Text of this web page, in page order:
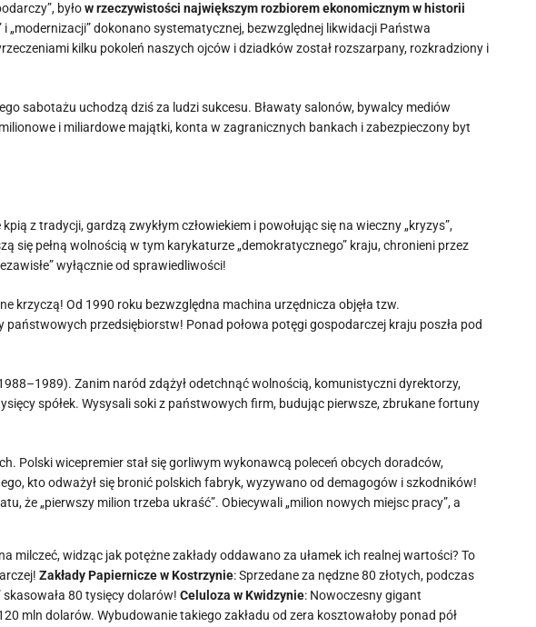
byłow rzeczywistości największym rozbiorem ekonomicznym w historii
i „modernizacji” dokonano systematycznej, bezwzględnej likwidacji Państwa
kilku pokoleń naszych ojców i dziadków został rozszarpany, rozkradziony i
sabotażu uchodzą dziś za ludzi sukcesu. Bławaty salonów, bywalcy mediów
i miliardowe majątki, konta w zagranicznych bankach i zabezpieczony byt
z tradycji, gardzą zwykłym człowiekiem i powołując się na wieczny „kryzys”,
się pełną wolnością w tym karykaturze „demokratycznego” kraju, chronieni przez
wyłącznie od sprawiedliwości!
krzyczą! Od 1990 roku bezwzględna machina urzędnicza objęła tzw.
państwowych przedsiębiorstw! Ponad połowa potęgi gospodarczej kraju poszła pod
Zanim naród zdążył odetchnąć wolnością, komunistyczni dyrektorzy,
spółek. Wysysali soki z państwowych firm, budując pierwsze, zbrukane fortuny
Polski wicepremier stał się gorliwym wykonawcą poleceń obcych doradców,
kto odważył się bronić polskich fabryk, wyzywano od demagogów i szkodników!
że „pierwszy milion trzeba ukraść”. Obiecywali „milion nowych miejsc pracy”, a
milczeć, widząc jak potężne zakłady oddawano za ułamek ich realnej wartości? To
​Zakłady Papiernicze w Kostrzynie: Sprzedane za nędzne 80 złotych, podczas
skasowała 80 tysięcy dolarów!Celuloza w Kwidzynie: Nowoczesny gigant
mln dolarów. Wybudowanie takiego zakładu od zera kosztowałoby ponad pół